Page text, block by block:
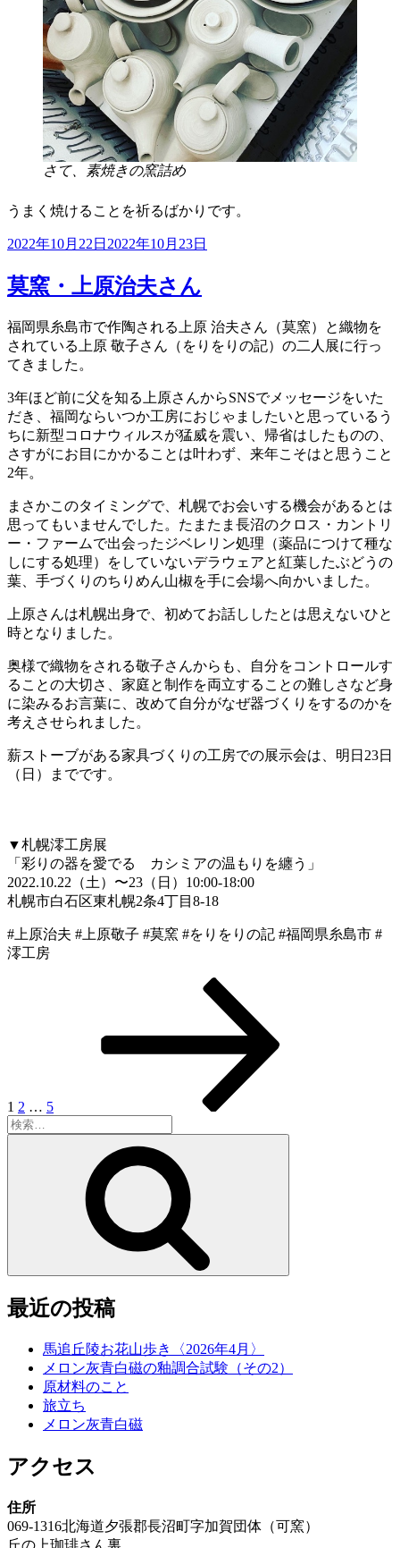
さて、素焼きの窯詰め
うまく焼けることを祈るばかりです。
投
日:
2022年10月22日 2022年10月23日
莫窯・上原治夫さん
福岡県糸島市で作陶される上原 治夫さん（莫窯）と織物を
されている上原 敬子さん（をりをりの記）の二人展に行っ
てきました。
3年ほど前に父を知る上原さんからSNSでメッセージをいた
だき、福岡ならいつか工房におじゃましたいと思っているう
ちに新型コロナウィルスが猛威を震い、帰省はしたものの、
さすがにお目にかかることは叶わず、来年こそはと思うこと
2年。
まさかこのタイミングで、札幌でお会いする機会があるとは
思ってもいませんでした。たまたま長沼のクロス・カントリ
ー・ファームで出会ったジベレリン処理（薬品につけて種な
しにする処理）をしていないデラウェアと紅葉したぶどうの
葉、手づくりのちりめん山椒を手に会場へ向かいました。
上原さんは札幌出身で、初めてお話ししたとは思えないひと
時となりました。
奥様で織物をされる敬子さんからも、自分をコントロールす
ることの大切さ、家庭と制作を両立することの難しさなど身
に染みるお言葉に、改めて自分がなぜ器づくりをするのかを
考えさせられました。
薪ストーブがある家具づくりの工房での展示会は、明日23日
（日）までです。
▼札幌澪工房展
「彩りの器を愛でる カシミアの温もりを纏う」
2022.10.22（土）〜23（日）10:00-18:00
札幌市白石区東札幌2条4丁目8-18
#上原治夫 #上原敬子 #莫窯 #をりをりの記 #福岡県糸島市 #
澪工房
ー
ジ
1 2 … 5
検
索:
最近の投稿
馬追丘陵お花山歩き〈2026年4月〉
メロン灰青白磁の釉調合試験（その2）
原材料のこと
旅立ち
メロン灰青白磁
アクセス
住所
069-1316北海道夕張郡長沼町字加賀団体（可窯）
丘の上珈琲さん裏